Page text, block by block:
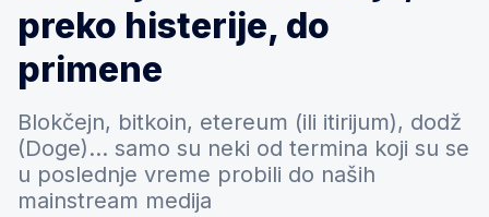
preko histerije, do
primene
Blokčejn, bitkoin, etereum (ili itirijum), dodž
(Doge)... samo su neki od termina koji su se
u poslednje vreme probili do naših
mainstream medija